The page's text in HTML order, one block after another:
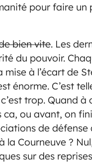
pour faire
bien vite. Les
du pouvoir.
à l’écart de
énorme. C’est
trop. Quand
ou avant, on
de défense
Courneuve ?
sur des